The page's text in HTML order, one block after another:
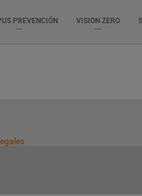
PREVENCIÓN VISION ZERO